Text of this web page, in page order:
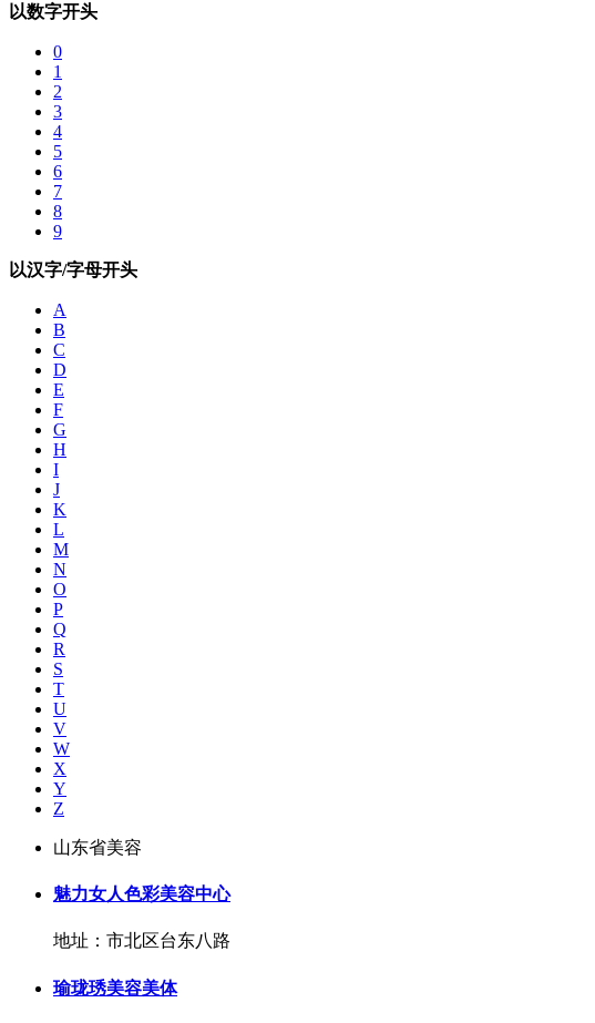
以数字开头
0
1
2
3
4
5
6
7
8
9
以汉字/字母开头
A
B
C
D
E
F
G
H
I
J
K
L
M
N
O
P
Q
R
S
T
U
V
W
X
Y
Z
山东省美容
魅力女人色彩美容中心
地址：市北区台东八路
瑜珑琇美容美体